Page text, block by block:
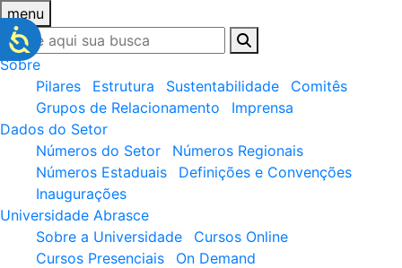
menu
Sobre
Pilares
Estrutura Sustentabilidade
Comitês
Grupos de Relacionamento
Imprensa
Dados do Setor
Números do Setor
Números Regionais
Números Estaduais
Definições e Convenções
Inaugurações
Universidade Abrasce
Sobre a Universidade
Cursos Online
Cursos Presenciais
On Demand